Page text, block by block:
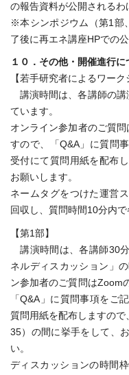
の報告資料が公開されるわ
※本シンポジウム（第1部
了後に再エネ講座HPでの
１０．その他・開催進行に
【若手研究者によるワーク
講演時間は、各講師の講
ています。
オンライン参加者のご質
すので、「Q&A」に質問
受付にて質問用紙を配布
お願いします。
ネームタグをつけた運営
回収し、質問時間10分内で
【第1部】
講演時間は、各講師30
ネルディスカッション」
ン参加者のご質問はZoom
「Q&A」に質問事項をご
質問用紙を配布しますの
35）の間に挙手をして、
い。
ディスカッションの時間